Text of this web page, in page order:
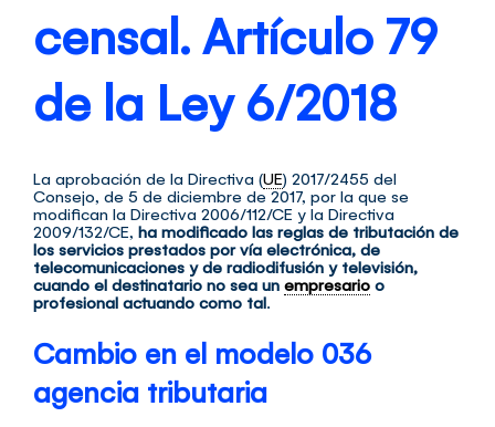
censal. Artículo 79
de la Ley 6/2018
La aprobación de la Directiva (UE) 2017/2455 del
Consejo, de 5 de diciembre de 2017, por la que se
modifican la Directiva 2006/112/CE y la Directiva
2009/132/CE, ha modificado las reglas de tributación de
los servicios prestados por vía electrónica, de
telecomunicaciones y de radiodifusión y televisión,
cuando el destinatario no sea un empresario o
profesional actuando como tal.
Cambio en el modelo 036
agencia tributaria